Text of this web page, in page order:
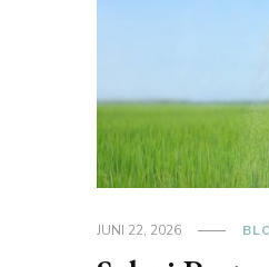
JUNI 22, 2026